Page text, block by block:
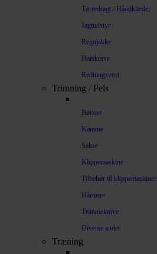
Tørredragt / Håndklæder
Jagtudstyr
Regnjakke
Halskrave
Redningsvest
Trimning / Pels
Børster
Kamme
Sakse
Klippemaskine
Tilbehør til klippemaskiner
Hårtørre
Trimmeknive
Diverse andet
Træning